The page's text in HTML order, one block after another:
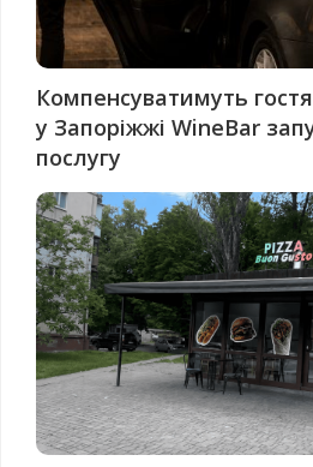
Компенсуватимуть
у Запоріжжі WineBar
послугу